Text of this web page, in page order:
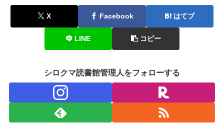
X Facebook はてブ
LINE コピー
シロクマ読書館管理人をフォローする